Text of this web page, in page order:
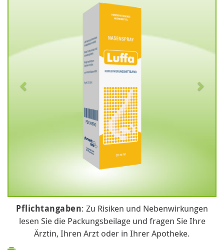
Pflichtangaben: Zu Risiken und Nebenwirkungen
lesen Sie die Packungsbeilage und fragen Sie Ihre
Ärztin, Ihren Arzt oder in Ihrer Apotheke.